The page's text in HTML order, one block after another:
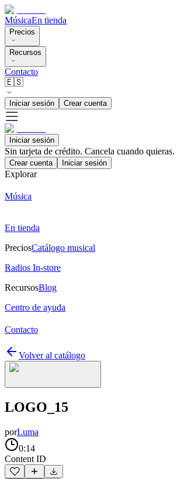
MúsicaEn tienda
Precios
Recursos
Contacto
🇪🇸
Iniciar sesión Crear cuenta
Iniciar sesión
Sin tarjeta de crédito. Cancela cuando quieras.
Crear cuenta Iniciar sesión
Explorar
Música
En tienda
PreciosCatálogo musical
Radios In-store
RecursosBlog
Centro de ayuda
Contacto
Volver al catálogo
LOGO_15
porLuma
0:14
Content ID